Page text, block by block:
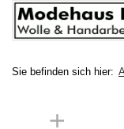
Sie befinden sich hier: